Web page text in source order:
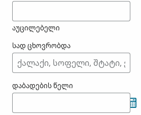
აუცილებელი
სად ცხოვრობდა
დაბადების წელი